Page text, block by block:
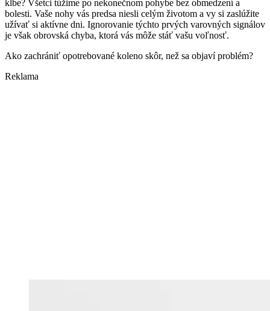
kĺbe? Všetci túžime po nekonečnom pohybe bez obmedzení a
bolesti. Vaše nohy vás predsa niesli celým životom a vy si zaslúžite
užívať si aktívne dni. Ignorovanie týchto prvých varovných signálov
je však obrovská chyba, ktorá vás môže stáť vašu voľnosť.
Ako zachrániť opotrebované koleno skôr, než sa objaví problém?
Reklama